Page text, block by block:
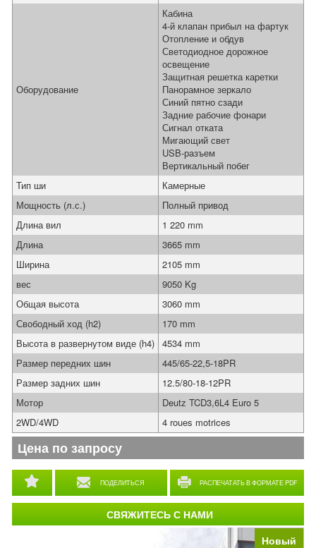
Новый
ПОДЕЛИТЬСЯ РАСПЕЧАТАТЬ В ФОРМАТЕ PDF
Оборудование
Кабина
4-й клапан прибыл на фартук
Отопление и обдув
Светодиодное дорожное
освещение
Защитная решетка каретки
Панорамное зеркало
Синий пятно сзади
Задние рабочие фонари
Сигнал отката
Мигающий свет
USB-разъем
Вертикальный побег
Тип ши
Камерные
Мощность (л.с.)
Полный привод
Длина вил
1 220 mm
Длина
3665 mm
Ширина
2105 mm
вес
9050 Kg
Общая высота
3060 mm
Свободный ход (h2)
170 mm
Высота в развернутом виде (h4) 4534 mm
Размер передних шин
445/65-22,5-18PR
Размер задних шин
12.5/80-18-12PR
Мотор
Deutz TCD3,6L4 Euro 5
2WD/4WD
4 roues motrices
Цена по запросу
СВЯЖИТЕСЬ С НАМИ